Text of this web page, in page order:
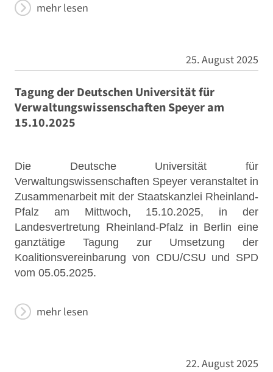
mehr lesen
25. August 2025
Tagung der Deutschen Universität für
Verwaltungswissenschaften Speyer am
15.10.2025
Die Deutsche Universität für
Verwaltungswissenschaften Speyer veranstaltet in
Zusammenarbeit mit der Staatskanzlei Rheinland-
Pfalz am Mittwoch, 15.10.2025, in der
Landesvertretung Rheinland-Pfalz in Berlin eine
ganztätige Tagung zur Umsetzung der
Koalitionsvereinbarung von CDU/CSU und SPD
vom 05.05.2025.
mehr lesen
22. August 2025